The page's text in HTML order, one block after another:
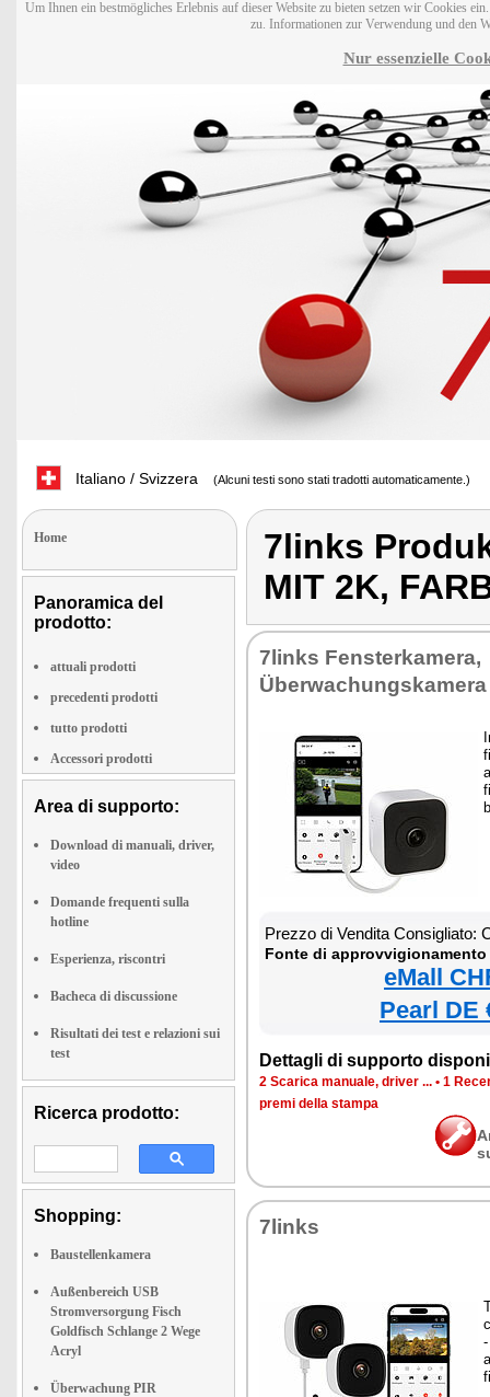
Um Ihnen ein bestmögliches Erlebnis auf dieser Website zu bieten setzen wir Cookies
zu. Informationen zur Verwendung und den
Nur essenzielle
Italiano / Svizzera (Alcuni testi sono stati tradotti automaticamente.)
Home
Panoramica del
prodotto:
attuali prodotti
precedenti prodotti
tutto prodotti
Accessori prodotti
Area di supporto:
Download di manuali, driver,
video
Domande frequenti sulla
hotline
Esperienza, riscontri
Bacheca di discussione
Risultati dei test e relazioni sui
test
Ricerca prodotto:
Shopping:
Baustellenkamera
Außenbereich USB
Stromversorgung Fisch
Goldfisch Schlange 2 Wege
Acryl
Überwachung PIR
7links
MIT 2K,
7links Fensterkamera,
Prezzo di Vendita Consigliato:
Fonte di
eMall
Pearl DE
Dettagli di supporto
2 Scarica manuale, driver ... • 1
premi della stampa
7links